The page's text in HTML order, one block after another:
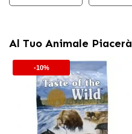
Al Tuo Animale Piacerà
-10%